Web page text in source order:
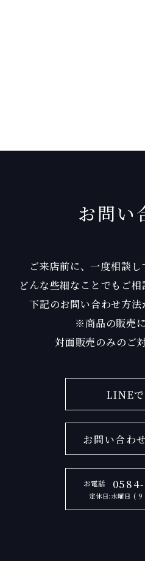
お問い
ご来店前に、一度相談し
どんな些細なことでもご相
下記のお問い合わせ方法
※商品の販売に
対面販売のみのご
LINE
お問い合わ
お電話
定休日:水曜日 (